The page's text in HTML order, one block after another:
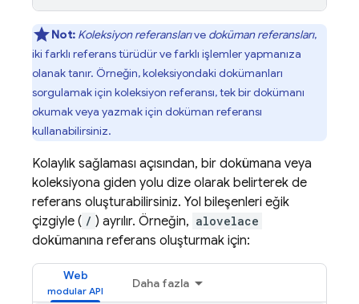
Not: Koleksiyon referanslarıve doküman referansları,
iki farklı referans türüdür ve farklı işlemler yapmanıza
olanak tanır. Örneğin, koleksiyondaki dokümanları
sorgulamak için koleksiyon referansı, tek bir dokümanı
okumak veya yazmak için doküman referansı
kullanabilirsiniz.
Kolaylık sağlaması açısından, bir dokümana veya
koleksiyona giden yolu dize olarak belirterek de
referans oluşturabilirsiniz. Yol bileşenleri eğik
çizgiyle ( / ) ayrılır. Örneğin, alovelace
dokümanına referans oluşturmak için:
Web
Daha fazla